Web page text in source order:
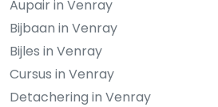
Aupair in Venray
Bijbaan in Venray
Bijles in Venray
Cursus in Venray
Detachering in Venray